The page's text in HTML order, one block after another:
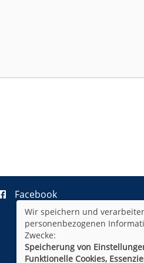
Facebook
Wir speichern und
personenbezogenen
Zwecke:
Speicherung von
Funktionelle Cookies,